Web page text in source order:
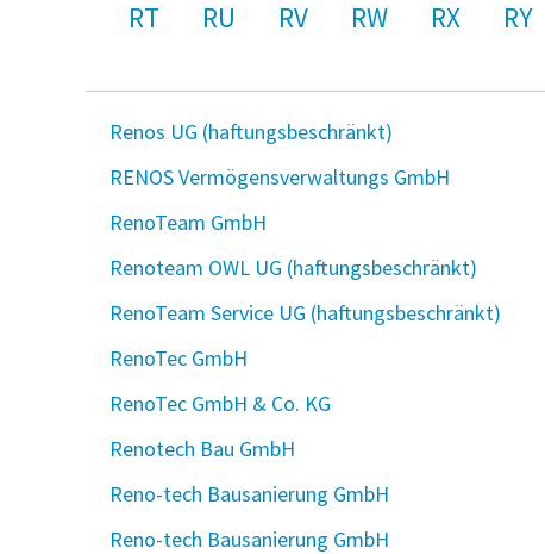
RT
RU RV RW RX RY
Renos UG (haftungsbeschränkt)
RENOS Vermögensverwaltungs GmbH
RenoTeam GmbH
Renoteam OWL UG (haftungsbeschränkt)
RenoTeam Service UG (haftungsbeschränkt)
RenoTec GmbH
RenoTec GmbH & Co. KG
Renotech Bau GmbH
Reno-tech Bausanierung GmbH
Reno-tech Bausanierung GmbH